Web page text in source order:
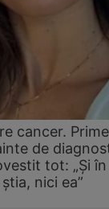
cancer.
de
tot: „Și în
nici ea”